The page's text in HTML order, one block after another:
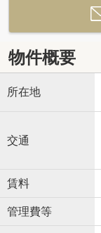
物件概要
所在地
交通
賃料
管理費等